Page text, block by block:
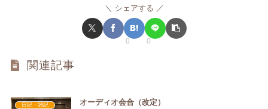
シェアする
0 0
関連記事
日記・雑記 オーディオ会合（改定）